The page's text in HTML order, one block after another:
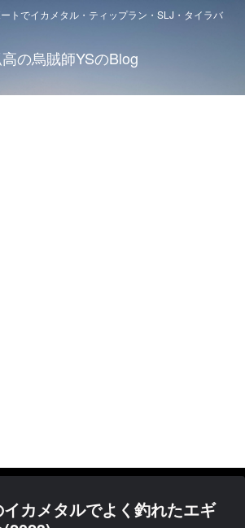
トでイカメタル・ティップラン・SLJ・タイラバ
の烏賊師YSのBlog
カメタルでよく釣れたエギ